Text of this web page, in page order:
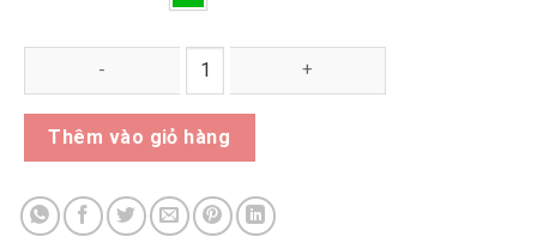
Thùng Rác Nhựa Composite 90 Lít số lượng
Thêm vào giỏ hàng